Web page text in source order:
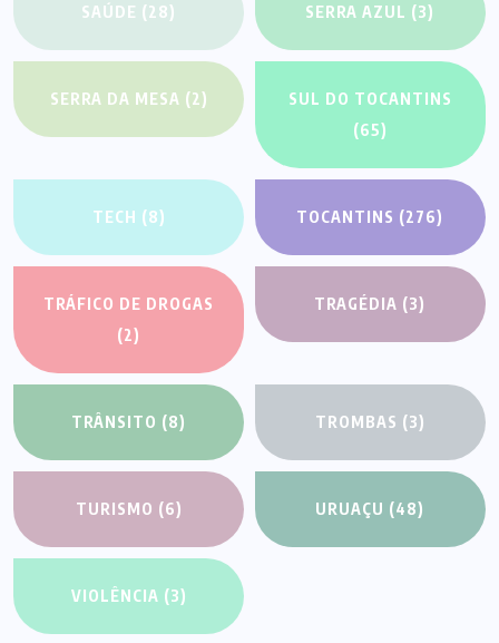
SAÚDE (28) SERRA AZUL (3)
SERRA DA MESA (2)
SUL DO TOCANTINS
(65)
TECH (8) TOCANTINS (276)
TRÁFICO DE DROGAS
(2)
TRAGÉDIA (3)
TRÂNSITO (8) TROMBAS (3)
TURISMO (6) URUAÇU (48)
VIOLÊNCIA (3)